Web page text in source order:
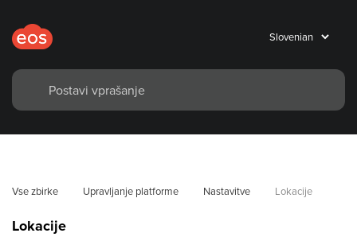
Vse zbirke Upravljanje platforme Nastavitve Lokacije
Lokacije